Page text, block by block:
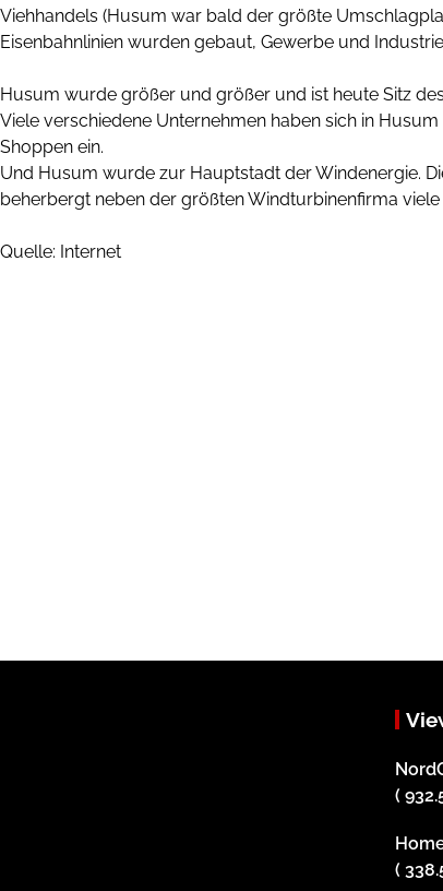
Viehhandels (Husum war bald der größte
Eisenbahnlinien wurden gebaut, Gewerbe und
Husum wurde größer und größer und ist heute Sitz
Viele verschiedene Unternehmen haben sich in
Shoppen ein.
Und Husum wurde zur Hauptstadt der Windenergie.
beherbergt neben der größten Windturbinenfirma
Quelle: Internet
(
(